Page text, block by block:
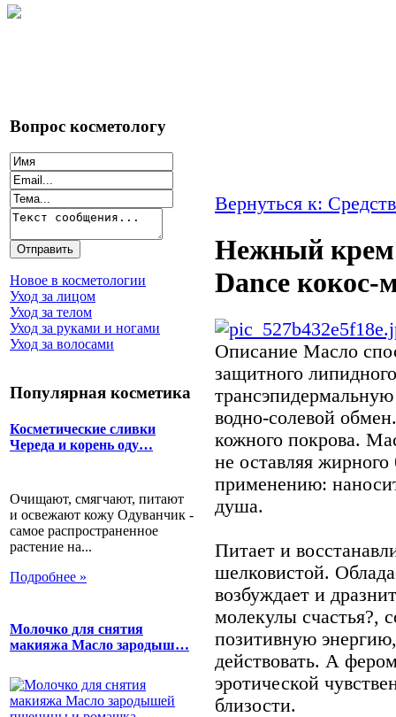
Вопрос косметологу
Новое в косметологии
Уход за лицом
Уход за телом
Уход за руками и ногами
Уход за волосами
Популярная косметика
Косметические сливки
Череда и корень оду…
Очищают, смягчают, питают
и освежают кожу Одуванчик -
самое распространенное
растение на...
Подробнее »
Молочко для снятия
макияжа Масло зародыш…
Вернуться к:
Нежный крем
Dance кокос-
Описание Масло
защитного
водно-солевой
кожного покрова.
не оставляя
применению:
душа.
Питает и
шелковистой.
возбуждает и
молекулы счастья?,
позитивную
действовать. А
эротической
близости.